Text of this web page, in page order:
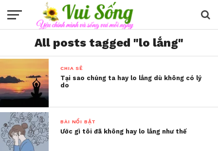
All posts tagged "lo lắng"
CHIA SẺ
Tại sao chúng ta hay lo lắng dù không có lý
do
BÀI NỔI BẬT
Ước gì tôi đã không hay lo lắng như thế